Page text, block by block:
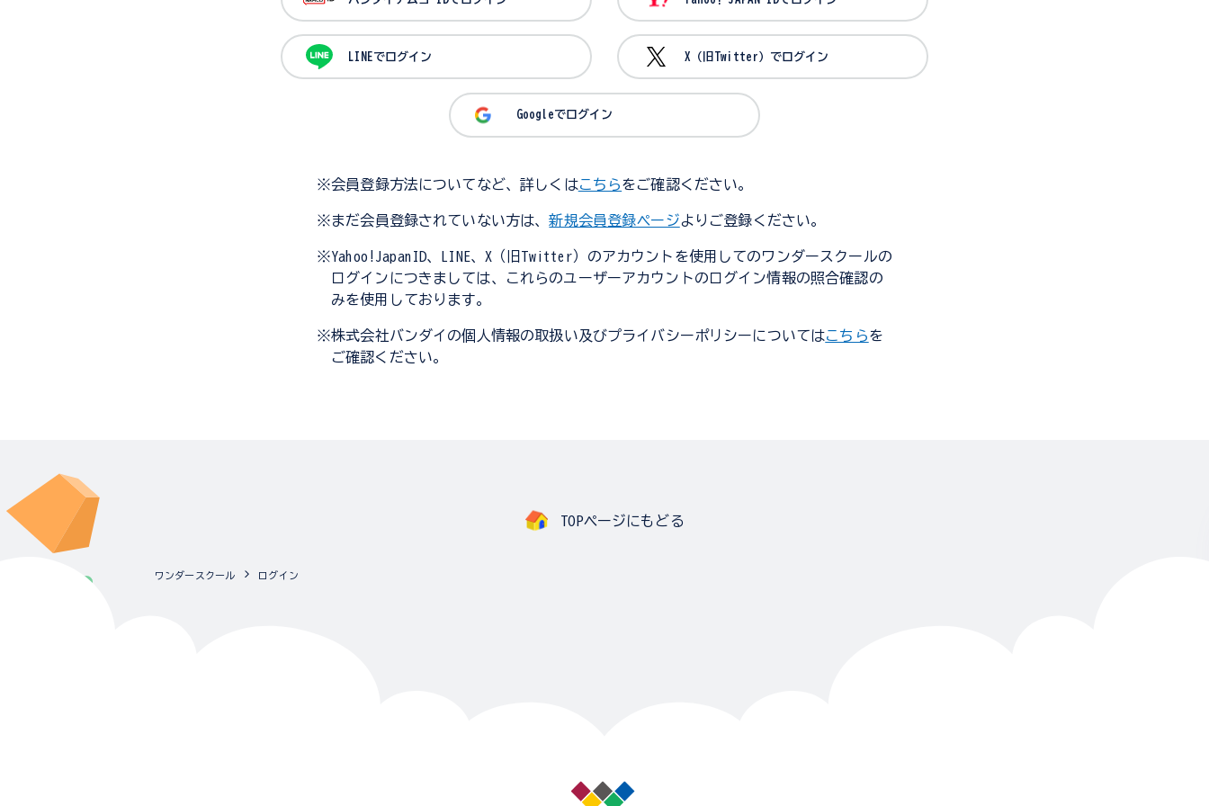
LINEでログイン X（旧Twitter）でログイン
Googleでログイン
※会員登録方法についてなど、詳しくはこちらをご確認ください。
※まだ会員登録されていない方は、新規会員登録ページよりご登録ください。
※Yahoo!JapanID、LINE、X（旧Twitter）のアカウントを使用してのワンダースクールの
ログインにつきましては、これらのユーザーアカウントのログイン情報の照合確認の
みを使用しております。
※株式会社バンダイの個人情報の取扱い及びプライバシーポリシーについてはこちらを
ご確認ください。
TOPページにもどる
ワンダースクール ログイン